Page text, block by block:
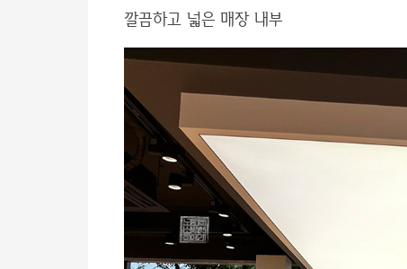
깔끔하고 넓은 매장 내부